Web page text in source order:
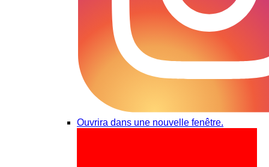
Ouvrira dans une nouvelle fenêtre.